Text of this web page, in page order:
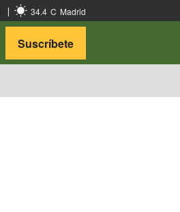
| 34.4 C Madrid
Suscríbete